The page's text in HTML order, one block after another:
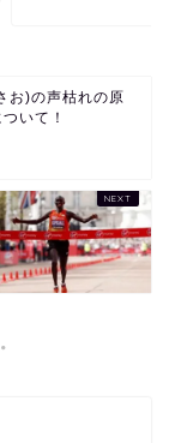
お)の声枯れの原
いて！